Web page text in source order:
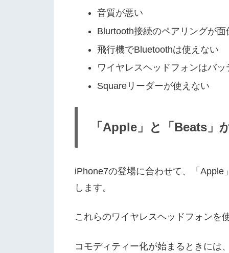
音質が悪い
Blurtooth接続のペアリングが面
飛行機でBluetoothは使えない
ワイヤレスヘッドフォンはバ
Squareリーダーが使えない
「Apple」と「Beats」
iPhone7の登場に合わせて、「
します。
これらのワイヤレスヘッドフォンを
コモディティー化が始まるときには